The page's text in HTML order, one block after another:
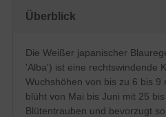
Blatt
Sommergrün,
eiförmig,
hellgrün,
cm lang
Frucht
Länglich, grün,
Überblick
Die Weißer japanischer
'Alba') ist eine rechtswindende
Wuchshöhen von bis zu 6 bis 9
blüht von Mai bis Juni mit 25
Blütentrauben und bevorzugt